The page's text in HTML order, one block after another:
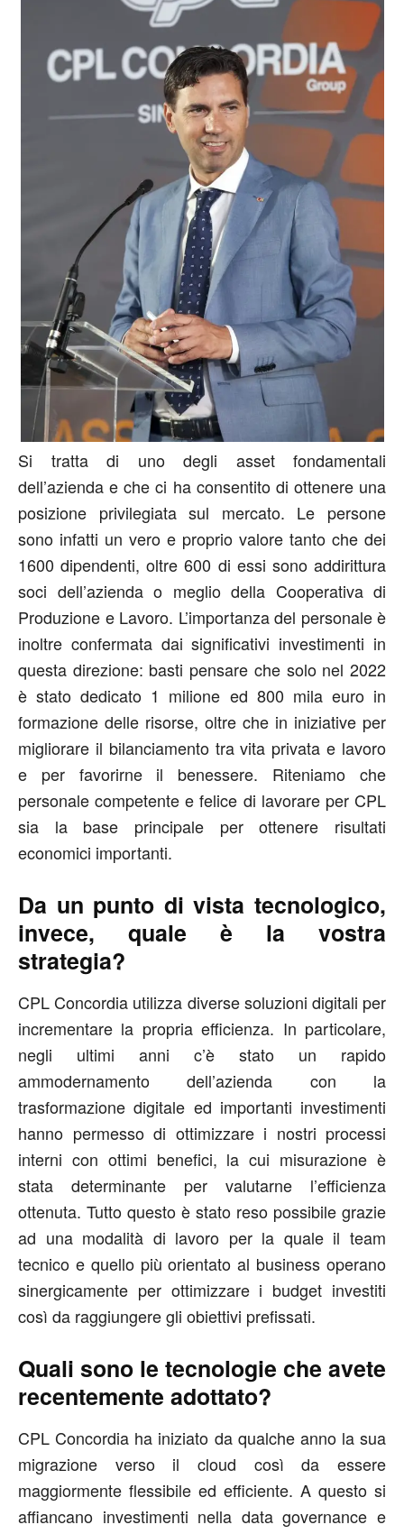
Si tratta di uno degli asset fondamentali
dell’azienda e che ci ha consentito di ottenere una
posizione privilegiata sul mercato. Le persone
sono infatti un vero e proprio valore tanto che dei
1600 dipendenti, oltre 600 di essi sono addirittura
soci dell’azienda o meglio della Cooperativa di
Produzione e Lavoro. L’importanza del personale è
inoltre confermata dai significativi investimenti in
questa direzione: basti pensare che solo nel 2022
è stato dedicato 1 milione ed 800 mila euro in
formazione delle risorse, oltre che in iniziative per
migliorare il bilanciamento tra vita privata e lavoro
e per favorirne il benessere. Riteniamo che
personale competente e felice di lavorare per CPL
sia la base principale per ottenere risultati
economici importanti.
Da un punto di vista tecnologico,
invece, quale è la vostra
strategia?
CPL Concordia utilizza diverse soluzioni digitali per
incrementare la propria efficienza. In particolare,
negli ultimi anni c’è stato un rapido
ammodernamento dell’azienda con la
trasformazione digitale ed importanti investimenti
hanno permesso di ottimizzare i nostri processi
interni con ottimi benefici, la cui misurazione è
stata determinante per valutarne l’efficienza
ottenuta. Tutto questo è stato reso possibile grazie
ad una modalità di lavoro per la quale il team
tecnico e quello più orientato al business operano
sinergicamente per ottimizzare i budget investiti
così da raggiungere gli obiettivi prefissati.
Quali sono le tecnologie che avete
recentemente adottato?
CPL Concordia ha iniziato da qualche anno la sua
migrazione verso il cloud così da essere
maggiormente flessibile ed efficiente. A questo si
affiancano investimenti nella data governance e